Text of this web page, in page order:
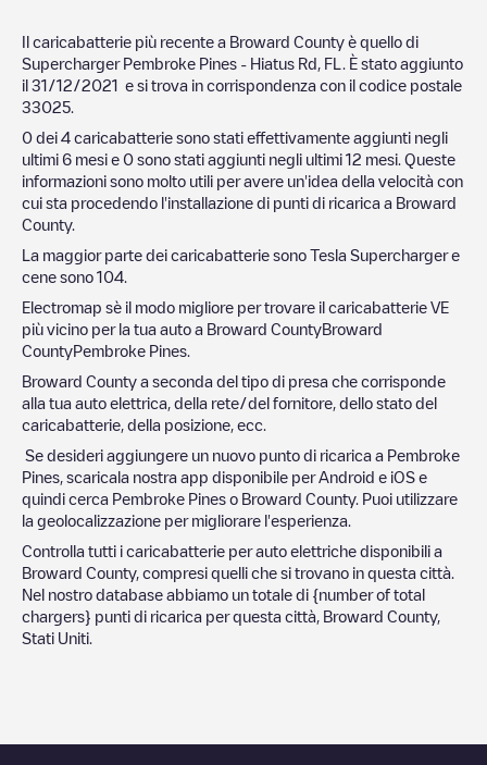
Il caricabatterie più recente a Broward County è quello di
Supercharger Pembroke Pines - Hiatus Rd, FL
. È stato aggiunto
il 31/12/2021 e si trova in corrispondenza con il codice postale
33025
0 dei 4 caricabatterie sono stati effettivamente aggiunti negli
ultimi 6 mesi e 0 sono stati aggiunti negli ultimi 12 mesi. Queste
informazioni sono molto utili per avere un'idea della velocità con
cui sta procedendo l'installazione di punti di ricarica a Broward
County.
La maggior parte dei caricabatterie sono Tesla Superchargere
cene sono 104
Electromap sè il modo migliore per trovare il caricabatterie VE
più vicino per la tua auto a Broward CountyBroward
CountyPembroke Pines
Broward County a seconda del tipo di presa che corrisponde
alla tua auto elettrica, della rete/del fornitore, dello stato del
caricabatterie, della posizione, ecc.
Se desideri aggiungere un nuovo punto di ricarica a Pembroke
Pines , scaricala nostra app disponibile per Android e iOS e
quindi cerca Pembroke Pines o Broward County. Puoi utilizzare
la geolocalizzazione per migliorare l'esperienza.
Controlla tutti i caricabatterie per auto elettriche disponibili a
Broward County, compresi quelli che si trovano in questa città.
Nel nostro database abbiamo un totale di {number of total
chargers} punti di ricarica per questa città, Broward County,
Stati Uniti